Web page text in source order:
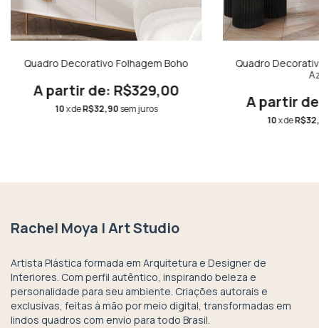
Quadro Decorativo Folhagem Boho
R$329,00
10x deR$32,90sem juros
Quadro
10x de
Rachel Moya | Art Studio
Artista Plástica formada em Arquitetura e Designer de
Interiores. Com perfil autêntico, inspirando beleza e
personalidade para seu ambiente. Criações autorais e
exclusivas, feitas à mão por meio digital, transformadas em
lindos quadros com envio para todo Brasil.